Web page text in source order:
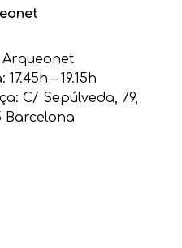
Arqueonet
17.45h – 19.15h
C/ Sepúlveda, 79,
Barcelona